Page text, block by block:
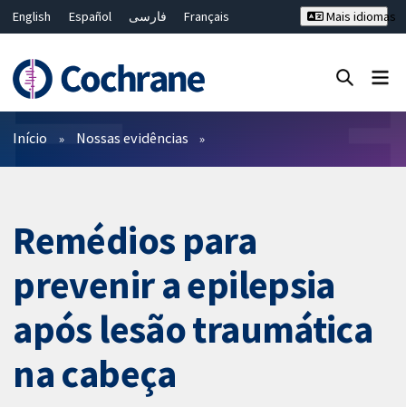
English Español فارسی
Français
Bahasa Malaysia
ไทย 繁體中文
Mais idiomas
Filtros
Início Nossas evidências
Remédios para
prevenir a epilepsia
após lesão traumática
na cabeça